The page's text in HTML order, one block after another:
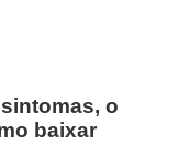
o
baixar